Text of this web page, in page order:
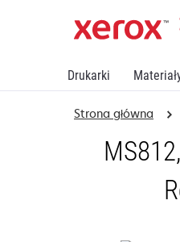
Drukarki
Strona główna